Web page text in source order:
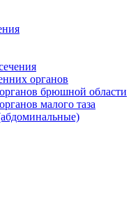
органов
брюшной области
малого таза